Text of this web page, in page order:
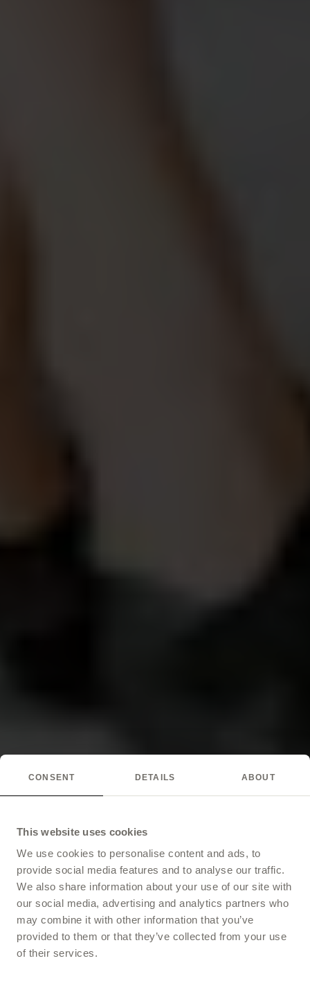
CONSENT DETAILS ABOUT
This website uses cookies
We use cookies to personalise content and ads, to
provide social media features and to analyse our traffic.
We also share information about your use of our site with
our social media, advertising and analytics partners who
may combine it with other information that you’ve
provided to them or that they’ve collected from your use
of their services.